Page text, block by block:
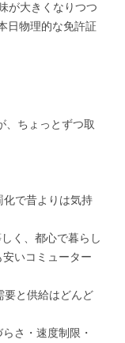
が大きくなりつつ
日物理的な免許証
、ちょっとずつ取
化で昔よりは気持
く、都心で暮らし
いコミューター
要と供給はどんど
さ・速度制限・